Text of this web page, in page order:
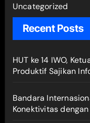
Uncategorized
Recent Posts
HUT ke 14 IWO,
Produktif Sajikan
Bandara
Konektivitas